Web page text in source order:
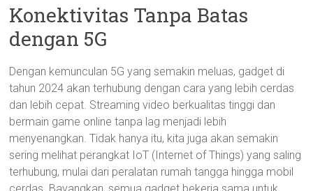
Konektivitas Tanpa Batas
dengan 5G
Dengan kemunculan 5G yang semakin meluas, gadget di
tahun 2024 akan terhubung dengan cara yang lebih cerdas
dan lebih cepat. Streaming video berkualitas tinggi dan
bermain game online tanpa lag menjadi lebih
menyenangkan. Tidak hanya itu, kita juga akan semakin
sering melihat perangkat IoT (Internet of Things) yang saling
terhubung, mulai dari peralatan rumah tangga hingga mobil